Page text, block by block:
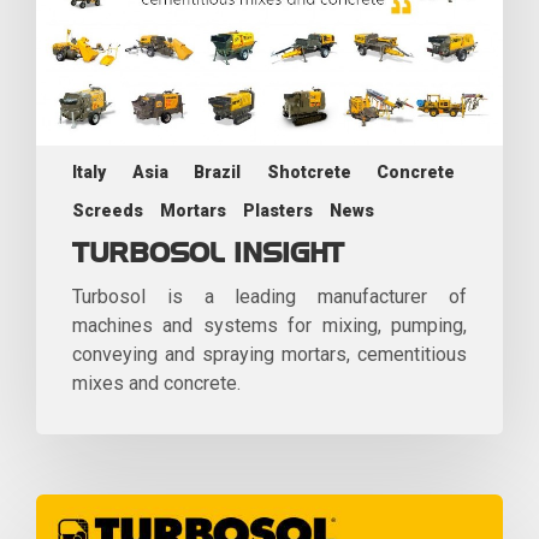
Italy Asia Brazil Shotcrete
Concrete
Screeds
Mortars Plasters News
TURBOSOL INSIGHT
Turbosol is a leading manufacturer of
machines and systems for mixing, pumping,
conveying and spraying mortars, cementitious
mixes and concrete.